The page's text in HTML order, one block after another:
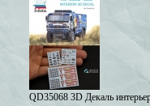
QD35068 3D Декаль